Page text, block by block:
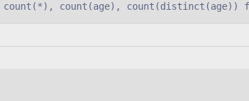
count(age), count(distinct(age))